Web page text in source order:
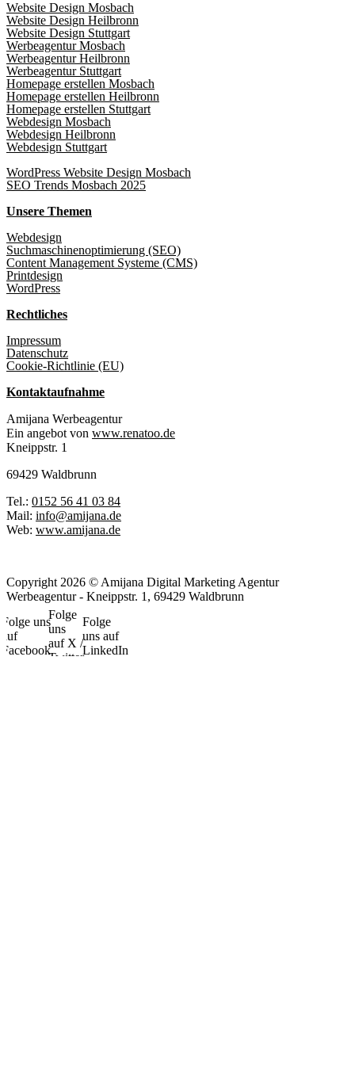
Website Design Mosbach
Website Design Heilbronn
Website Design Stuttgart
Werbeagentur Mosbach
Werbeagentur Heilbronn
Werbeagentur Stuttgart
Homepage erstellen Mosbach
Homepage erstellen Heilbronn
Homepage erstellen Stuttgart
Webdesign Mosbach
Webdesign Heilbronn
Webdesign Stuttgart
WordPress Website Design Mosbach
SEO Trends Mosbach 2025
Unsere Themen
Webdesign
Suchmaschinenoptimierung (SEO)
Content Management Systeme (CMS)
Printdesign
WordPress
Rechtliches
Impressum
Datenschutz
Cookie-Richtlinie (EU)
Kontaktaufnahme
Amijana Werbeagentur
Ein angebot von www.renatoo.de
Kneippstr. 1
69429 Waldbrunn
Tel.: 0152 56 41 03 84
Mail: info@amijana.de
Web: www.amijana.de
Copyright 2026 © Amijana Digital Marketing Agentur
Werbeagentur - Kneippstr. 1, 69429 Waldbrunn
Folge uns
auf
Facebook
Folge
uns
auf X /
Twitter
Folge
uns auf
LinkedIn